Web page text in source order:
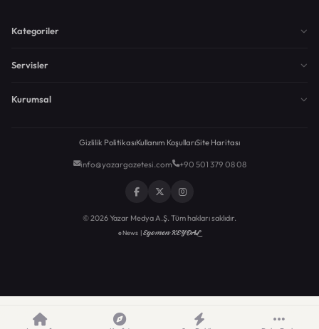
Kategoriler
Servisler
Kurumsal
Gizlilik PolitikasıKullanım KoşullarıSite Haritası
info@yazargazetesi.com +90 501 379 08 08
© 2026 Yazar Medya A.Ş. Tüm hakları saklıdır.
eNews |Egemen KEYDAL